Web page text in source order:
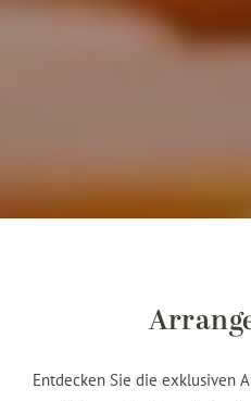
Entdecken Sie die exklusiven